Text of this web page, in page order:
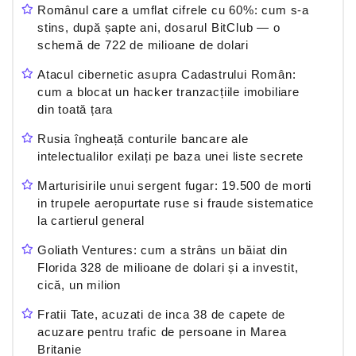
Românul care a umflat cifrele cu 60%: cum s-a
stins, după șapte ani, dosarul BitClub — o
schemă de 722 de milioane de dolari
Atacul cibernetic asupra Cadastrului Român:
cum a blocat un hacker tranzacțiile imobiliare
din toată țara
Rusia îngheață conturile bancare ale
intelectualilor exilați pe baza unei liste secrete
Marturisirile unui sergent fugar: 19.500 de morti
in trupele aeropurtate ruse si fraude sistematice
la cartierul general
Goliath Ventures: cum a strâns un băiat din
Florida 328 de milioane de dolari și a investit,
cică, un milion
Fratii Tate, acuzati de inca 38 de capete de
acuzare pentru trafic de persoane in Marea
Britanie